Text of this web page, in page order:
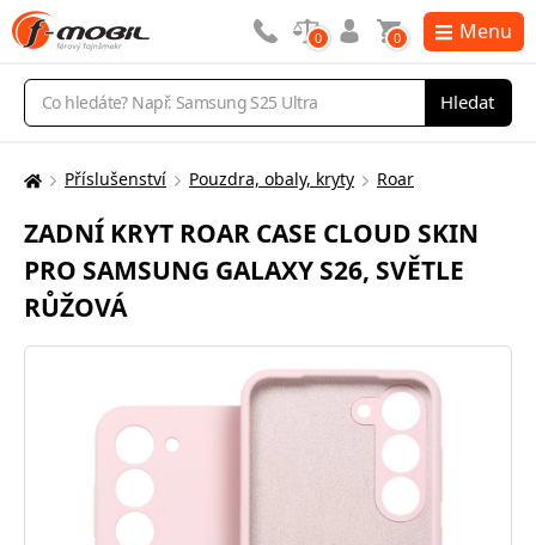
Vyhledávání
Hledat
0 0 Menu
Zde
nacházíte:
Příslušenství Pouzdra, obaly, kryty Roar
ZADNÍ KRYT ROAR CASE CLOUD SKIN
PRO SAMSUNG GALAXY S26, SVĚTLE
RŮŽOVÁ